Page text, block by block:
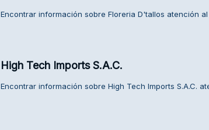
Encontrar información sobre Floreria D'tallos atención
High Tech Imports S.A.C.
Encontrar información sobre High Tech Imports S.A.C.